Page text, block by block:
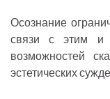
Осознание
связи с этим и
возможностей
эстетических